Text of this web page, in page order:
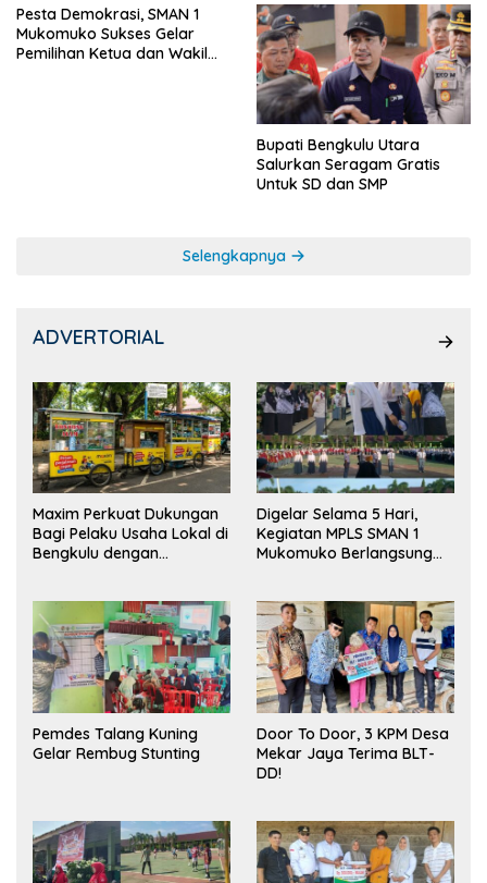
Pesta Demokrasi, SMAN 1
Mukomuko Sukses Gelar
Pemilihan Ketua dan Wakil
Bupati Bengkulu Utara
Salurkan Seragam Gratis
Untuk SD dan SMP
Selengkapnya
ADVERTORIAL
Maxim Perkuat Dukungan
Bagi Pelaku Usaha Lokal di
Bengkulu dengan
Pasar
Digelar Selama 5 Hari,
Kegiatan MPLS SMAN 1
Mukomuko Berlangsung
Pemdes Talang Kuning
Gelar Rembug Stunting
Door To Door, 3 KPM Desa
Mekar Jaya Terima BLT-
DD!